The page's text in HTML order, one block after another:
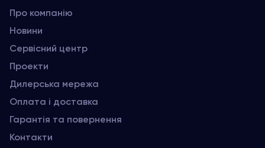
Про компанію
Новини
Сервісний центр
Проекти
Дилерська мережа
Оплата і доставка
Гарантія та повернення
Контакти